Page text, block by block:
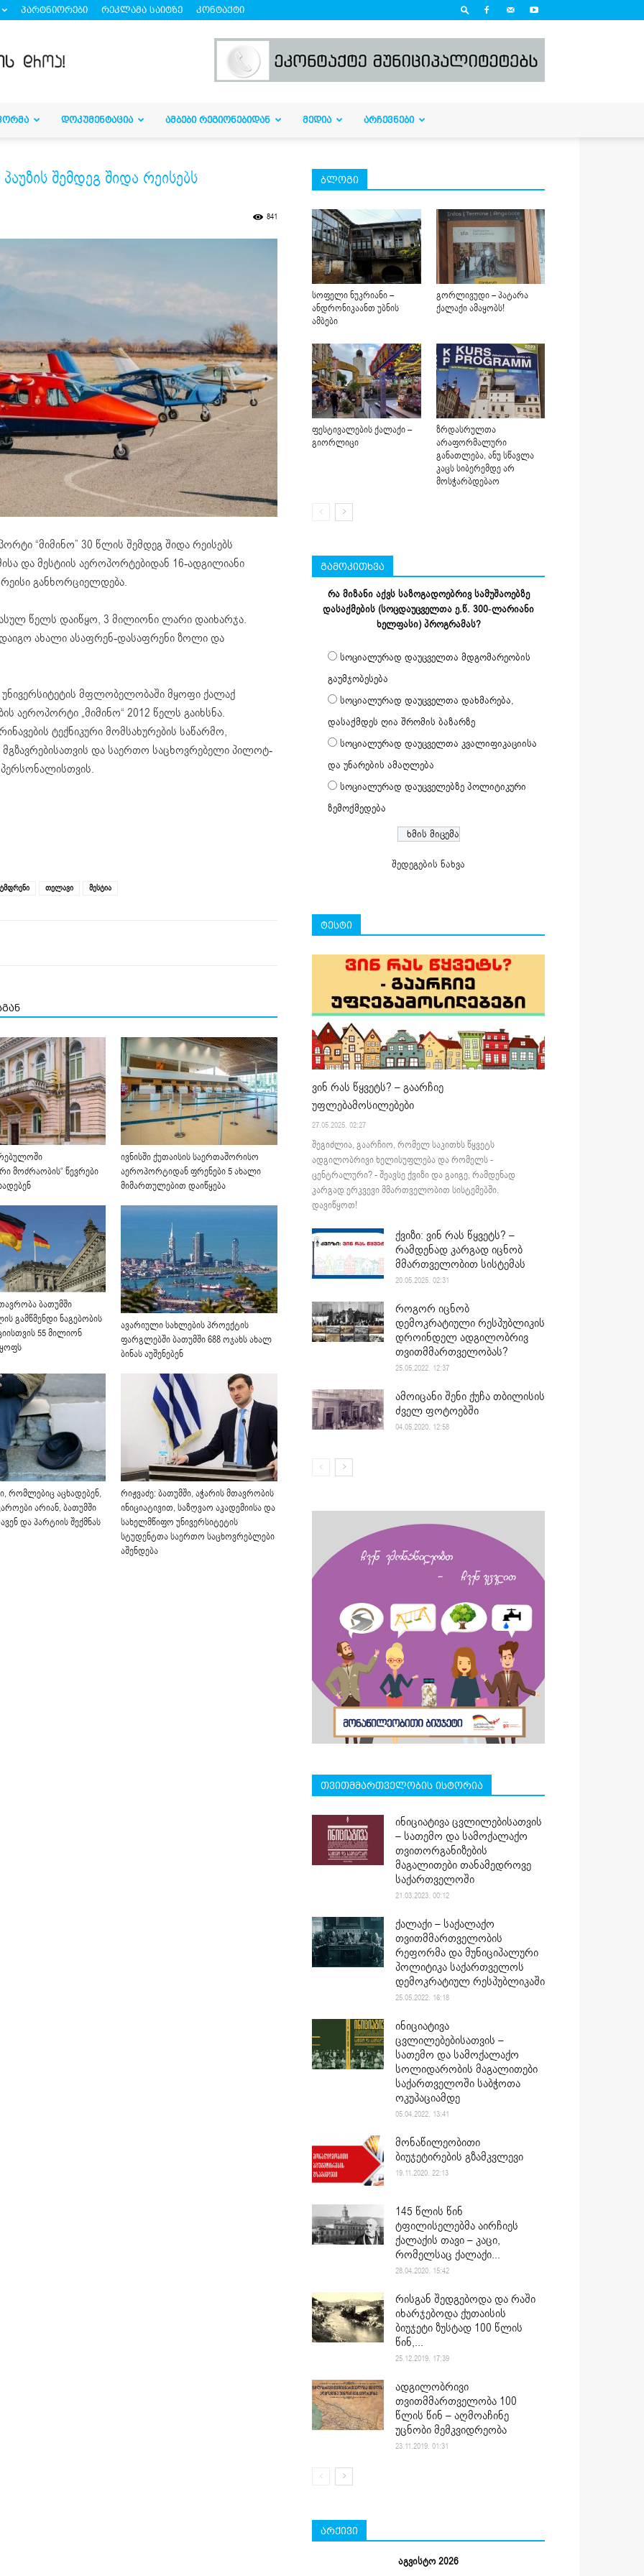
პარტნიორები რეკლამა საიტზე კონტაქტი
ᲓᲝᲙᲣᲛᲔᲜᲢᲐᲪᲘᲐ ᲐᲛᲑᲔᲑᲘ ᲠᲔᲒᲘᲝᲜᲔᲑᲘᲓᲐᲜ ᲛᲔᲓᲘᲐ ᲐᲠᲩᲔᲕᲜᲔᲑᲘ
შემდეგ შიდა რეისებს
841
“მიმინო” 30 წლის შემდეგ შიდა რეისებს
და მესტიის აეროპორტებიდან 16-ადგილიანი
განხორციელდება.
წელს დაიწყო, 3 მილიონი ლარი დაიხარჯა.
ახალი ასაფრენ-დასაფრენი ზოლი და
მფლობელობაში მყოფი ქალაქ
აეროპორტი „მიმინო“ 2012 წელს გაიხსნა.
ტექნიკური მომსახურების საწარმო,
მგზავრებისათვის და საერთო საცხოვრებელი პილოტ-
თელავი მესტია
მოძრაობის“ წევრები
ივნისში ქუთაისის საერთაშორისო
აეროპორტიდან ფრენები 5 ახალი
მიმართულებით დაიწყება
ბათუმში
გამწმენდი ნაგებობის
55 მილიონ
ავარიული სახლების პროექტის
ფარგლებში ბათუმში 688 ოჯახს ახალ
ბინას აუშენებენ
რომლებიც აცხადებენ,
არიან, ბათუმში
და პარტიის შექმნას
რიჟვაძე: ბათუმში, აჭარის მთავრობის
ინიციატივით, საზღვაო აკადემიისა და
სახელმწიფო უნივერსიტეტის
სტუდენტთა საერთო საცხოვრებლები
აშენდება
ბლოგი
სოფელი ნუკრიანი –
ანდრონიკაანთ უბნის
ამბები
გორლივუდი – პატარა
ქალაქი ამაყობს!
ფესტივალების ქალაქი –
გიორლიცი
ზრდასრულთა
არაფორმალური
განათლება, ანუ სწავლა
კაცს სიბერემდე არ
მოსჭარბდებაო
გამოკითხვა
რა მიზანი აქვს საზოგადოებრივ სამუშაოებზე
დასაქმების (სოცდაუცველთა ე.წ. 300-ლარიანი
ხელფასი) პროგრამას?
სოციალურად დაუცველთა მდგომარეობის
გაუმჯობესება
სოციალურად დაუცველთა დახმარება,
დასაქმდეს ღია შრომის ბაზარზე
სოციალურად დაუცველთა კვალიფიკაციისა
და უნარების ამაღლება
სოციალურად დაუცველებზე პოლიტიკური
ზემოქმედება
შედეგების ნახვა
ტესტი
ვინ რას წყვეტს? – გაარჩიე
უფლებამოსილებები
27.05.2025. 02:27
შეგიძლია, გაარჩიო, რომელ საკითხს წყვეტს
ადგილობრივი ხელისუფლება და რომელს -
ცენტრალური? - შეავსე ქვიზი და გაიგე, რამდენად
კარგად ერკვევი მმართველობით სისტემებში.
დავიწყოთ!
ქვიზი: ვინ რას წყვეტს? –
რამდენად კარგად იცნობ
მმართველობით სისტემას
20.05.2025. 02:31
როგორ იცნობ
დემოკრატიული რესპუბლიკის
დროინდელ ადგილობრივ
თვითმმართველობას?
25.05.2022. 12:37
ამოიცანი შენი ქუჩა თბილისის
ძველ ფოტოებში
04.05.2020. 12:58
თვითმმართველობის ისტორია
ინიციატივა ცვლილებისათვის
– სათემო და სამოქალაქო
თვითორგანიზების
მაგალითები თანამედროვე
საქართველოში
21.03.2023. 00:12
ქალაქი – საქალაქო
თვითმმართველობის
რეფორმა და მუნიციპალური
პოლიტიკა საქართველოს
დემოკრატიულ რესპუბლიკაში
25.05.2022. 16:18
ინიციატივა
ცვლილებებისათვის –
სათემო და სამოქალაქო
სოლიდარობის მაგალითები
საქართველოში საბჭოთა
ოკუპაციამდე
05.04.2022. 13:41
მონაწილეობითი
ბიუჯეტირების გზამკვლევი
19.11.2020. 22:13
145 წლის წინ
ტფილისელებმა აირჩიეს
ქალაქის თავი – კაცი,
რომელსაც ქალაქი...
28.04.2020. 15:42
რისგან შედგებოდა და რაში
იხარჯებოდა ქუთაისის
ბიუჯეტი ზუსტად 100 წლის
წინ,...
25.12.2019. 17:39
ადგილობრივი
თვითმმართველობა 100
წლის წინ – აღმოაჩინე
უცნობი მემკვიდრეობა
23.11.2019. 01:31
არქივი
აგვისტო 2026